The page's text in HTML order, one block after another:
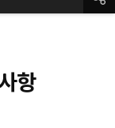
항